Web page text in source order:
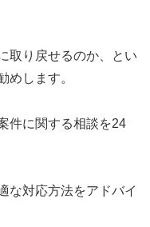
取り戻せるのか、とい
めします。
件に関する相談を24
な対応方法をアドバイ